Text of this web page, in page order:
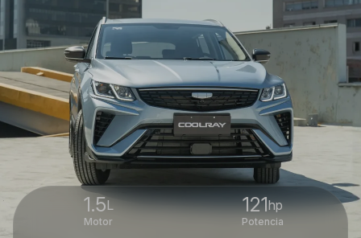
1.5L
Motor
121hp
Potencia